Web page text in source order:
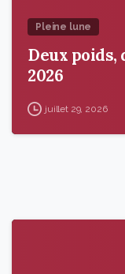
Pleine lune
Deux poids,
2026
juillet 29, 2026